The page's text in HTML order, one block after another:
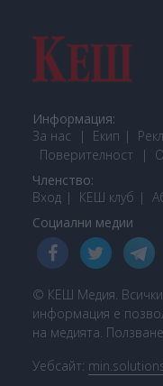
Информация:
За нас
Екип
Поверителност
Членство:
Вход
КЕШ клуб
Социални медии
© КЕШ Медия.
информация е
на медията.
Уебсайт: